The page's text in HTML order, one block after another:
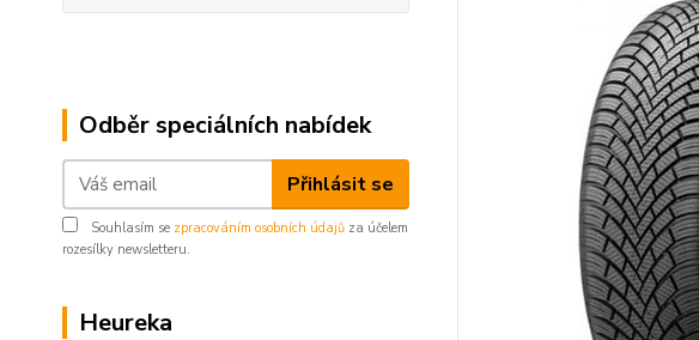
Odběr speciálních nabídek
Přihlásit se
Souhlasím se zpracováním osobních údajů za účelem
rozesílky newsletteru.
Heureka